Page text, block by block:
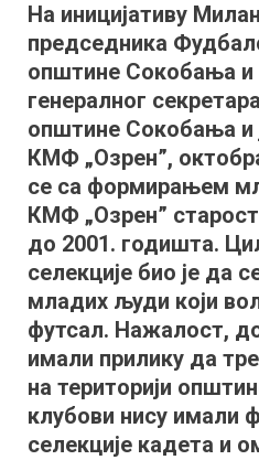
почиње
првенство
за
селекцију
КМФ
„Озрен”
На иницијативу
председника
општине Сокобања и
генералног
општине Сокобања и
КМФ „Озрен”,
се са формирањем
КМФ „Озрен”
до 2001. годишта.
селекције био је да
младих људи који
футсал. Нажалост,
имали прилику да
на територији
клубови нису имали
селекције кадета и